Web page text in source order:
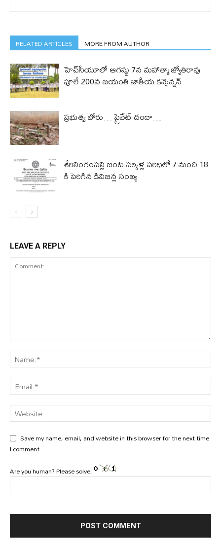
RELATED ARTICLES MORE FROM AUTHOR
హెచ్‌సీయూలో ఆగస్టు 7న మహాత్మా జ్యోతిరావు
పూలే 200వ జయంతి జాతీయ కన్వెన్షన్
ప్రభుత్వ బోరు… ప్రైవేట్ దందా…
శేరిలింగంపల్లి జంట సర్కిళ్ల పరిధిలో 7 నుంచి 18
కి పెరిగిన డివిజన్ల సంఖ్య
LEAVE A REPLY
Save my name, email, and website in this browser for the next time
I comment.
Are you human? Please solve: